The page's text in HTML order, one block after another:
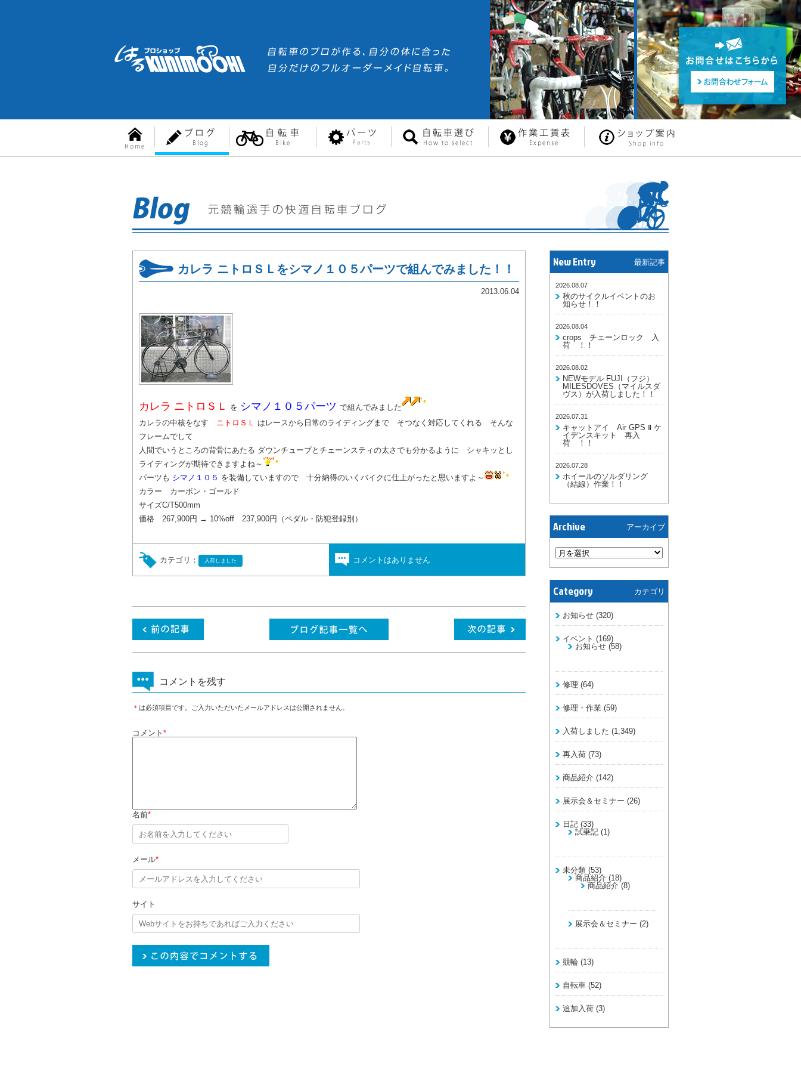
カレラ ニトロＳＬをシマノ１０５パーツで組んでみました！！
2013.06.04
カレラ ニトロＳＬ を シマノ１０５パーツ で組んでみました
カレラの中核をなす ニトロＳＬ はレースから日常のライディングまで そつなく対応してくれる そんな
フレームでして
人間でいうところの背骨にあたる ダウンチューブとチェーンスティの太さでも分かるように シャキッとし
ライディングが期待できますよね～
パーツも シマノ１０５ を装備していますので 十分納得のいくバイクに仕上がったと思いますよ～
カラー カーボン・ゴールド
サイズC/T500mm
価格 267,900円 → 10%off 237,900円（ペダル・防犯登録別）
カテゴリ： 入荷しました コメントはありません
コメントを残す
＊ は必須項目です。ご入力いただいたメールアドレスは公開されません。
コメント *
名前*
メール*
サイト
New Entry 最新記事
2026.08.07
秋のサイクルイベントのお
知らせ！！
2026.08.04
crops チェーンロック 入
荷 ！！
2026.08.02
NEWモデル FUJI（フジ）
MILESDOVES（マイルスダ
ヴス）が入荷しました！！
2026.07.31
キャットアイ Air GPS Ⅱ ケ
イデンスキット 再入
荷 ！！
2026.07.28
ホイールのソルダリング
（結線）作業！！
Archive アーカイブ
Category カテゴリ
お知らせ (320)
イベント (169)
お知らせ (58)
修理 (64)
修理・作業 (59)
入荷しました (1,349)
再入荷 (73)
商品紹介 (142)
展示会＆セミナー (26)
日記 (33)
試乗記 (1)
未分類 (53)
商品紹介 (18)
商品紹介 (8)
展示会＆セミナー (2)
競輪 (13)
自転車 (52)
追加入荷 (3)